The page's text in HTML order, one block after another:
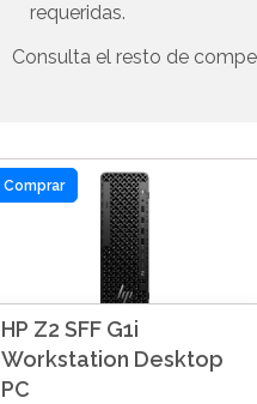
requeridas.
Consulta el resto de
Comprar
HP Z2 SFF G1i
Workstation Desktop
PC